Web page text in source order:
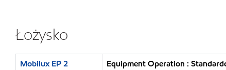
Łożysko
Mobilux EP 2 Equipment Operation :